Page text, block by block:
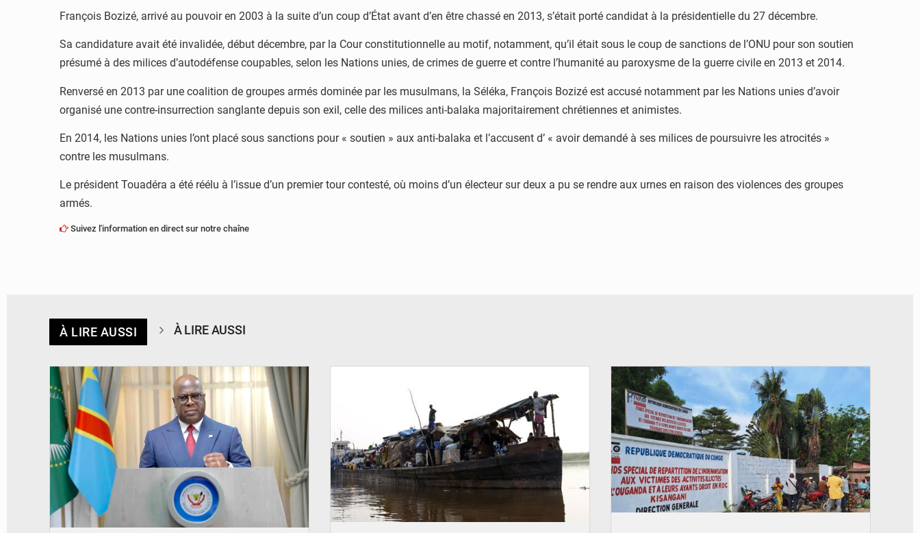
François Bozizé, arrivé au pouvoir en 2003 à la suite d’un coup d’État avant d’en être chassé en 2013, s’était porté candidat à la présidentielle du 27 décembre.
Sa candidature avait été invalidée, début décembre, par la Cour constitutionnelle au motif, notamment, qu’il était sous le coup de sanctions de l’ONU pour son soutien
présumé à des milices d’autodéfense coupables, selon les Nations unies, de crimes de guerre et contre l’humanité au paroxysme de la guerre civile en 2013 et 2014.
Renversé en 2013 par une coalition de groupes armés dominée par les musulmans, la Séléka, François Bozizé est accusé notamment par les Nations unies d’avoir
organisé une contre-insurrection sanglante depuis son exil, celle des milices anti-balaka majoritairement chrétiennes et animistes.
En 2014, les Nations unies l’ont placé sous sanctions pour « soutien » aux anti-balaka et l’accusent d’ « avoir demandé à ses milices de poursuivre les atrocités »
contre les musulmans.
Le président Touadéra a été réélu à l’issue d’un premier tour contesté, où moins d’un électeur sur deux a pu se rendre aux urnes en raison des violences des groupes
armés.
Suivez l'information en direct sur notre chaîne
À LIRE AUSSI À LIRE AUSSI